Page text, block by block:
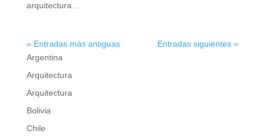
arquitectura...
« Entradas más antiguas
Entradas siguientes »
Argentina
Arquitectura
Arquitectura
Bolivia
Chile